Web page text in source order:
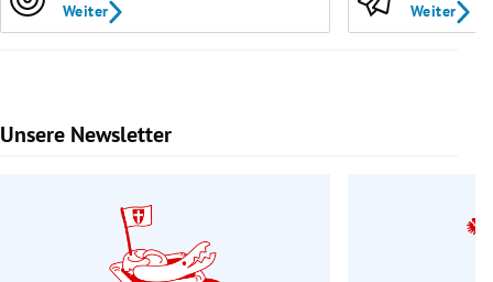
Weiter Weiter
Unsere Newsletter
Slide 1 von 9